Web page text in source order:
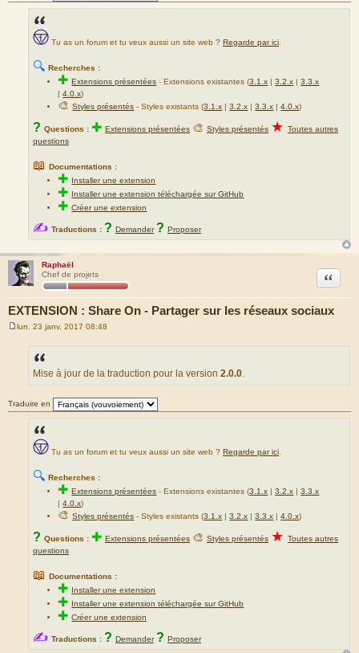
Tu as un forum et tu veux aussi un site web ? Regarde par ici.
🔍 Recherches :
✚Extensions présentées - Extensions existantes (3.1.x |3.2.x |3.3.x
|4.0.x)
🎨Styles présentés - Styles existants (3.1.x |3.2.x |3.3.x |4.0.x)
? Questions : ✚ Extensions présentées 🎨 Styles présentés ★ Toutes autres
questions
📖 Documentations :
✚ Installer une extension
✚ Installer une extension téléchargée sur GitHub
✚Créer une extension
✍ Traductions : ? Demander ? Proposer
Raphaël
Chef de projets
EXTENSION : Share On - Partager sur les réseaux sociaux
Citation
lun. 23 janv. 2017 08:48
Mise à jour de la traduction pour la version 2.0.0.
Traduire en
Tu as un forum et tu veux aussi un site web ? Regarde par ici.
🔍 Recherches :
✚Extensions présentées -Extensions existantes (3.1.x |3.2.x |3.3.x
|4.0.x)
🎨Styles présentés - Styles existants (3.1.x |3.2.x |3.3.x |4.0.x)
? Questions : ✚ Extensions présentées 🎨 Styles présentés ★ Toutes autres
questions
📖 Documentations :
✚ Installer une extension
✚ Installer une extension téléchargée sur GitHub
✚Créer une extension
✍ Traductions : ? Demander ? Proposer